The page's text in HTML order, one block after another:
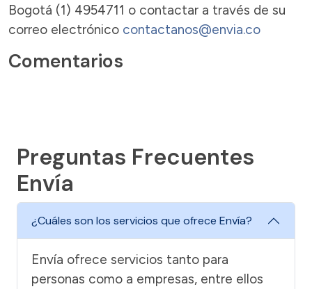
Bogotá (1) 4954711 o contactar a través de su
correo electrónico contactanos@envia.co
Comentarios
Preguntas Frecuentes
Envía
¿Cuáles son los servicios que ofrece Envía?
Envía ofrece servicios tanto para
personas como a empresas, entre ellos